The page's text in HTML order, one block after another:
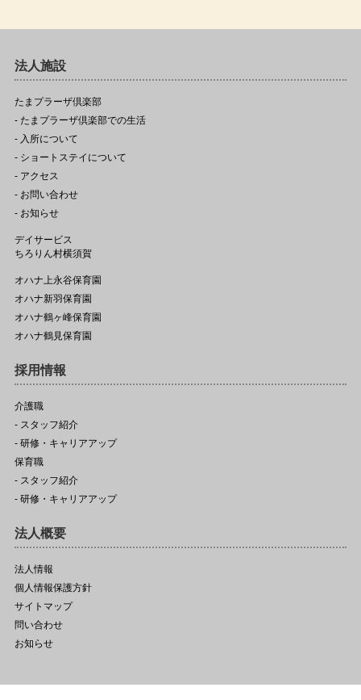
法人施設
たまプラーザ倶楽部
- たまプラーザ倶楽部での生活
- 入所について
- ショートステイについて
- アクセス
- お問い合わせ
- お知らせ
デイサービス
ちろりん村横須賀
オハナ上永谷保育園
オハナ新羽保育園
オハナ鶴ヶ峰保育園
オハナ鶴見保育園
採用情報
介護職
- スタッフ紹介
- 研修・キャリアアップ
保育職
- スタッフ紹介
- 研修・キャリアアップ
法人概要
法人情報
個人情報保護方針
サイトマップ
問い合わせ
お知らせ